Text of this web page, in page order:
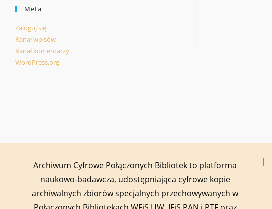
Meta
Zaloguj się
Kanał wpisów
Kanał komentarzy
WordPress.org
Archiwum Cyfrowe Połączonych Bibliotek to platforma
naukowo-badawcza, udostępniająca cyfrowe kopie
archiwalnych zbiorów specjalnych przechowywanych w